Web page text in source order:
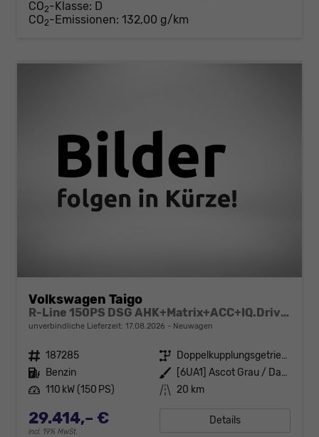
CO2-Klasse: D
CO2-Emissionen: 132,00 g/km
Volkswagen Taigo
R-Line 150PS DSG AHK+Matrix+ACC+IQ.Drive+Black+Kamera+Keyless+Alu18+Sitzhz
unverbindliche Lieferzeit: 17.08.2026 Neuwagen
Fahrzeugnr. 187285 Getriebe
Doppelkupplungsgetriebe (DSG)
Kraftstoff Benzin Außenfarbe
[6UA1] Ascot Grau / Dach Schwarz
Leistung 110 kW (150 PS) Kilometerstand 20 km
29.414,– €
incl. 19% MwSt.
Details